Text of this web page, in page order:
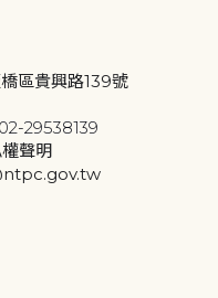
區貴興路139號
29538139
聲明